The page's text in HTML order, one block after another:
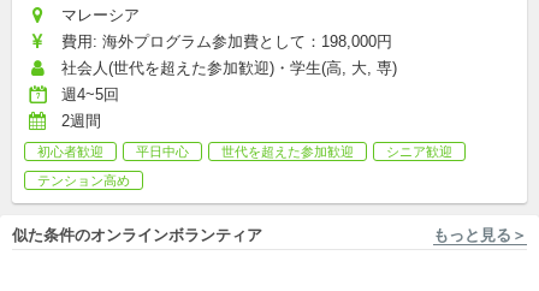
マレーシア
費用: 海外プログラム参加費として：198,000円
社会人(世代を超えた参加歓迎)・学生(高, 大, 専)
週4~5回
2週間
初心者歓迎 平日中心 世代を超えた参加歓迎
シニア歓迎
テンション高め
似た条件のオンラインボランティア もっと見る＞